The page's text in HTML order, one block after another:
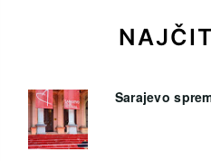
Sarajevo